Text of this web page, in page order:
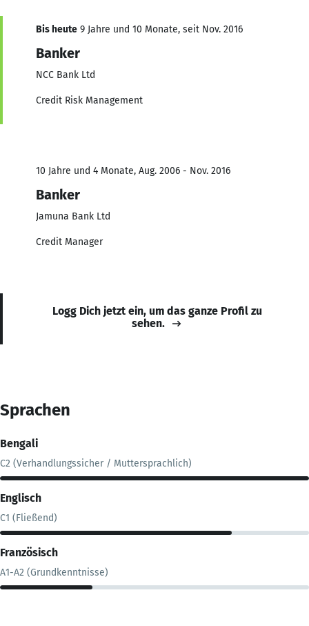
Bis heute 9 Jahre und 10 Monate, seit Nov. 2016
Banker
NCC Bank Ltd
Credit Risk Management
10 Jahre und 4 Monate, Aug. 2006 - Nov. 2016
Banker
Jamuna Bank Ltd
Credit Manager
Logg Dich jetzt ein, um das ganze Profil zu
sehen.
Sprachen
Bengali
C2 (Verhandlungssicher / Muttersprachlich)
Englisch
C1 (Fließend)
Französisch
A1-A2 (Grundkenntnisse)